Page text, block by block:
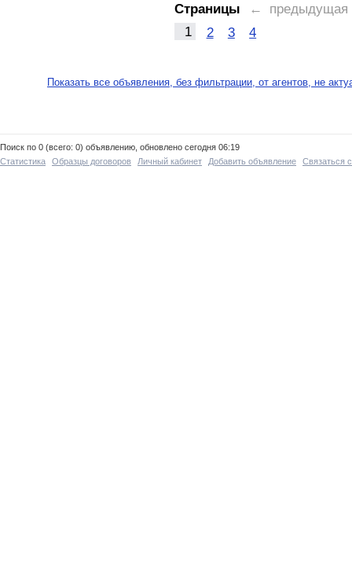
Страницы
← предыдущая
1
2 3 4
Показать все объявления, без фильтрации, от агентов, не
Поиск по 0 (всего: 0) объявлению, обновлено сегодня 06:19
Статистика
Образцы договоров Личный кабинет Добавить объявление Связаться